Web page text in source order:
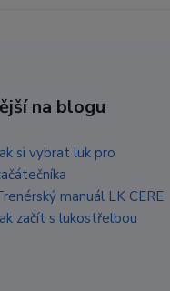
na blogu
si vybrat luk pro
manuál LK CERE
začít s lukostřelbou